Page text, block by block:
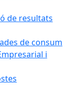
de resultats
de consum
i